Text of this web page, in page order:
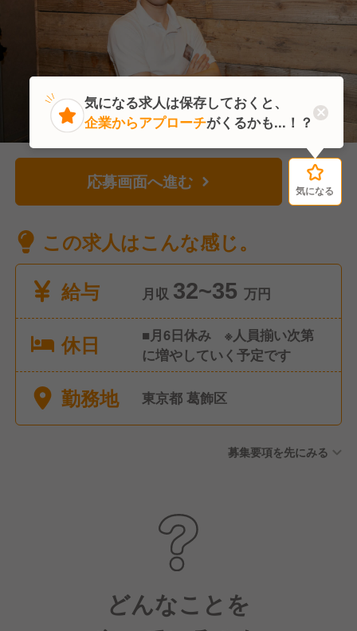
応募画面へ進む 気になる
この求人はこんな感じ。
給与
月収 32~35 万円
休日
■月6日休み ※人員揃い次第
に増やしていく予定です
勤務地 東京都 葛飾区
募集要項を先にみる
どんなことを
気になる
気になる求人は保存しておくと、
企業からアプローチがくるかも...！？